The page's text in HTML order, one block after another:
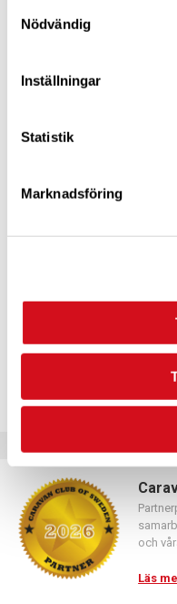
Nödvändig
Inställningar
Statistik
Marknadsföring
Logga in med hjälp av
och
Läs